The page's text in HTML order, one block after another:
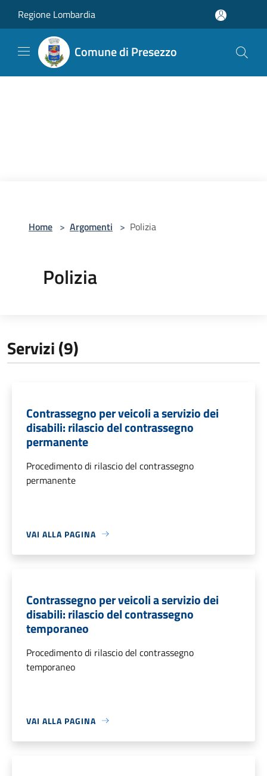
Regione Lombardia
Comune di Presezzo
Home > Argomenti > Polizia
Polizia
Servizi (9)
Contrassegno per veicoli a servizio dei
disabili: rilascio del contrassegno
permanente
Procedimento di rilascio del contrassegno
permanente
VAI ALLA PAGINA
Contrassegno per veicoli a servizio dei
disabili: rilascio del contrassegno
temporaneo
Procedimento di rilascio del contrassegno
temporaneo
VAI ALLA PAGINA